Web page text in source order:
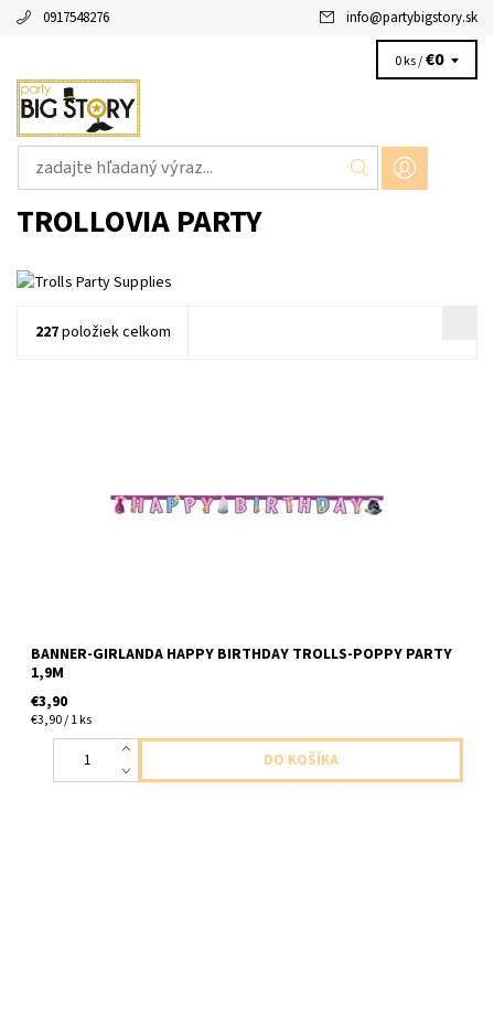
0917548276 info@partybigstory.sk
0 ks /€0
TROLLOVIA PARTY
227položiek celkom
BANNER-GIRLANDA HAPPY BIRTHDAY TROLLS-POPPY PARTY
1,9M
€3,90
€3,90 / 1 ks